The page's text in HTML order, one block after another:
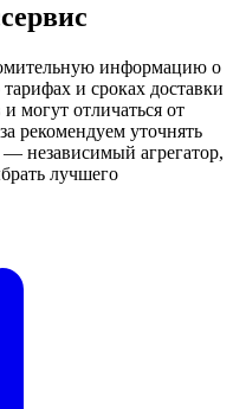
информацию о
и сроках доставки
могут отличаться от
рекомендуем уточнять
независимый агрегатор,
лучшего